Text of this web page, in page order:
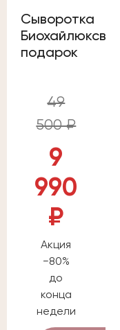
Сыворотка
Биохайлюксв
подарок
49
500 ₽
9
990
₽
Акция
−80%
до
конца
недели